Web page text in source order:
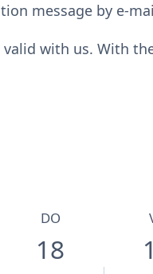
message by e-
with us. With
DO
18